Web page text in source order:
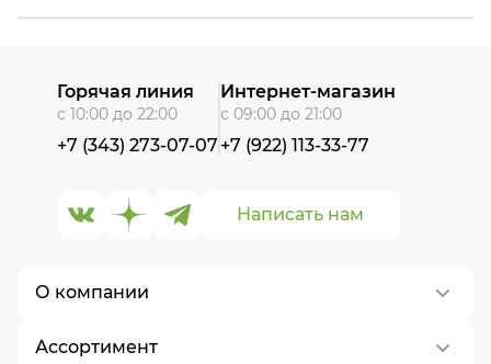
О компании
О нас
Ассортимент
Написать нам
Горячая линия
с 10:00 до 22:00
+7 (343) 273-07-07
Интернет-магазин
с 09:00 до 21:00
+7 (922) 113-33-77